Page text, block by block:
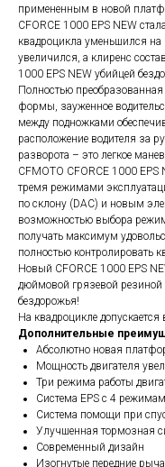
примененным в новой
CFORCE 1000 EPS NEW
квадроцикла уменьшился на
увеличился, а клиренс
1000 EPS NEW убийцей
Полностью
формы, зауженное
между подножками
расположение водителя за
разворота – это легкое
CFMOTO CFORCE 1000
тремя режимами
по склону (DAC) и новым
возможностью выбора
получать максимум
полностью контролировать
Новый CFORCE 1000 EPS
дюймовой грязевой
бездорожья!
На квадроцикле
Дополнительные
Абсолютно новая
Мощность двигателя
Три режима работы
Система EPS с 4
Система помощи при
Улучшенная тормозная
Современный дизайн
Изогнутые передние